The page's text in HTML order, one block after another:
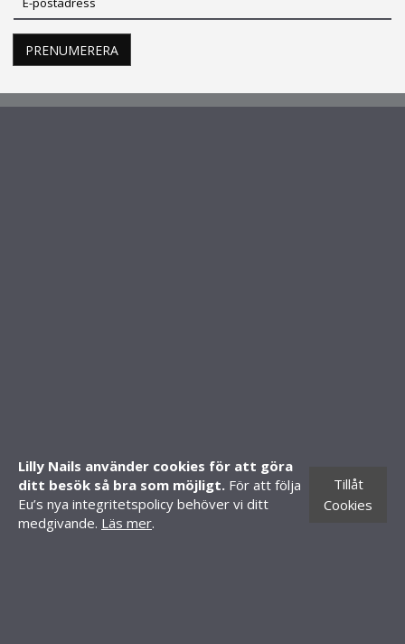
Lilly Nails använder cookies för att göra
ditt besök så bra som möjligt. För att följa
Eu’s nya integritetspolicy behöver vi ditt
medgivande. Läs mer.
Tillåt
Cookies
Prenumerera
vårt
nyhetsbrev
PRENUMERERA
Butiker
CONTACT INFORMATION